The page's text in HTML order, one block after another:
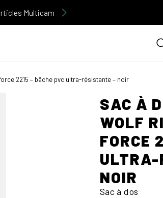
Multicam
2215 – bâche pvc ultra-résistante – noir
SAC À
WOLF
FORCE
ULTRA-
NOIR
Sac à dos